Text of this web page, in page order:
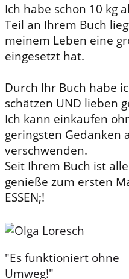
Ich habe schon 10 kg
Teil an Ihrem Buch
meinem Leben eine
eingesetzt hat.
Durch Ihr Buch habe
schätzen UND lieben
Ich kann einkaufen
geringsten Gedanken
verschwenden.
Seit Ihrem Buch ist
genieße zum ersten
ESSEN;!
"Es funktioniert ohne
Umweg!"